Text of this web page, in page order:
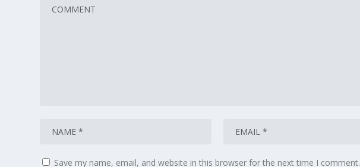
Save my name, email, and website in this browser for the next time I comment.